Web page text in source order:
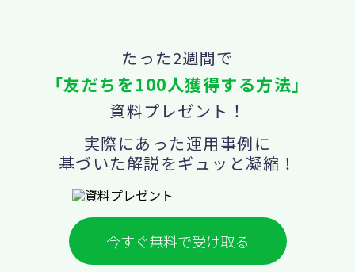
たった2週間で
「友だちを100人獲得する方法」
資料プレゼント！
実際にあった運用事例に
基づいた解説をギュッと凝縮！
今すぐ無料で受け取る